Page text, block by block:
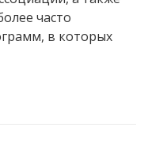
часто
в которых